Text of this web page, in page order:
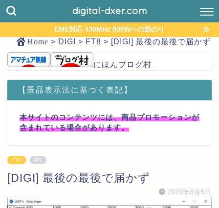
digital-dxer.com
EME対応 430MHz 500Wへの道のり
Home > DIGI > FT8 > [DIGI] 最後の最後で届かず
にほんブログ村
【景品表示法に基づく表記】
本サイトのコンテンツには、商品プロモーションが
含まれている場合があります。
FT8 PR
[DIGI] 最後の最後で届かず
2020年8月5日